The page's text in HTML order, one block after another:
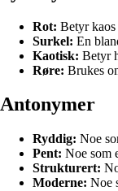
Rot: Betyr kaos
Surkel: En
Kaotisk: Betyr
Røre: Brukes
Antonymer
Ryddig: Noe
Pent: Noe som
Strukturert:
Moderne: Noe